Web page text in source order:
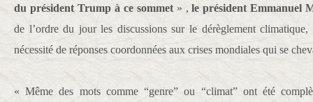
du président Trump à ce sommet» ,le président Emmanuel
de l’ordre du jour les discussions sur le dérèglement climatique,
nécessité de réponses coordonnées aux crises mondiales qui se
« Même des mots comme “genre” ou “climat” ont été